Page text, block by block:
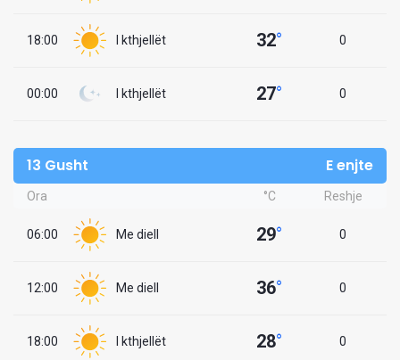
18:00 I kthjellët 32° 0
00:00 I kthjellët 27° 0
13 Gusht E enjte
Ora °C Reshje
06:00 Me diell 29° 0
12:00 Me diell 36° 0
18:00 I kthjellët 28° 0